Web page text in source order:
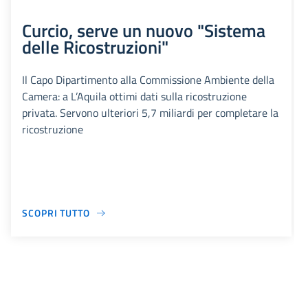
Curcio, serve un nuovo "Sistema
delle Ricostruzioni"
Il Capo Dipartimento alla Commissione Ambiente della
Camera: a L’Aquila ottimi dati sulla ricostruzione
privata. Servono ulteriori 5,7 miliardi per completare la
ricostruzione
SCOPRI TUTTO